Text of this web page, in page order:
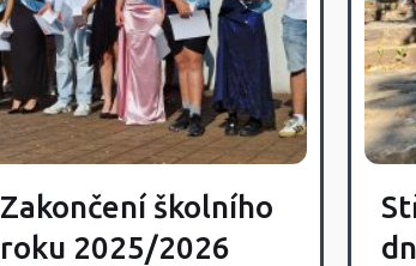
Zakončení školního
roku 2025/2026